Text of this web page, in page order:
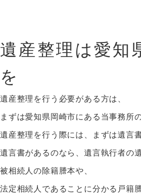
遺産整理は愛知
を
遺産整理を行う必要がある方は、
まずは愛知県岡崎市にある当事務所
遺産整理を行う際には、まずは遺言
遺言書があるのなら、遺言執行者の
被相続人の除籍謄本や、
法定相続人であることに分かる戸籍